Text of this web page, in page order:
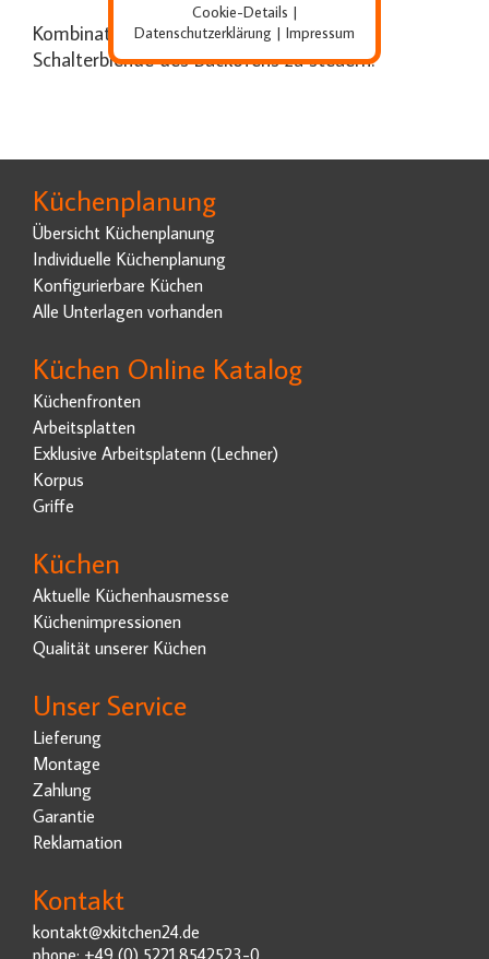
Kombinations- Kochfelder sind über die
Schalterblende des Backofens zu steuern.
Küchenplanung
Übersicht Küchenplanung
Individuelle Küchenplanung
Konfigurierbare Küchen
Alle Unterlagen vorhanden
Küchen Online Katalog
Küchenfronten
Arbeitsplatten
Exklusive Arbeitsplatenn (Lechner)
Korpus
Griffe
Küchen
Aktuelle Küchenhausmesse
Küchenimpressionen
Qualität unserer Küchen
Unser Service
Lieferung
Montage
Zahlung
Garantie
Reklamation
Kontakt
kontakt@xkitchen24.de
Cookie-Details |
Datenschutzerklärung | Impressum